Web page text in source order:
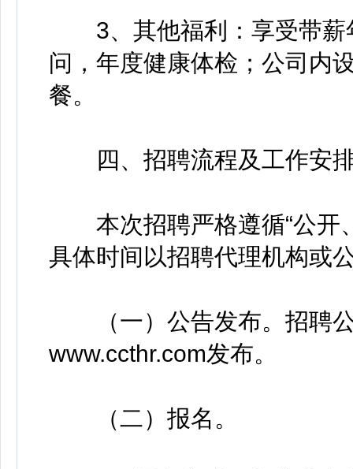
3、其他福利：享受带薪
问，年度健康体检；公司内
餐。
四、招聘流程及工作安
本次招聘严格遵循“公开
具体时间以招聘代理机构或
（一）公告发布。招聘公
www.ccthr.com发布。
（二）报名。